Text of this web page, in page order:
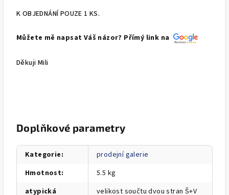
K OBJEDNÁNÍ POUZE 1 KS.
Můžete mě napsat Váš názor? Přímý link na
Děkuji Mili
Doplňkové parametry
Kategorie:
prodejní galerie
Hmotnost:
5.5 kg
atypická
velikost součtu dvou stran Š+V